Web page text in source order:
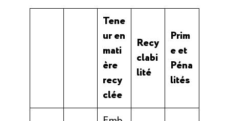
Tene
ur en
mati
ère
recy
clée
Recy
clabi
lité
Prim
e et
Péna
lités